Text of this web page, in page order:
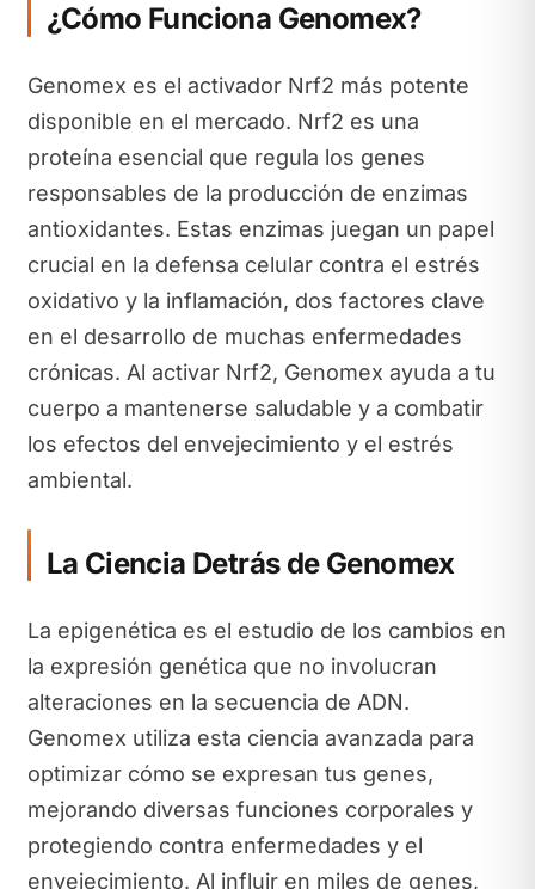
¿Cómo Funciona Genomex?
Genomex es el activador Nrf2 más potente
disponible en el mercado. Nrf2 es una
proteína esencial que regula los genes
responsables de la producción de enzimas
antioxidantes. Estas enzimas juegan un papel
crucial en la defensa celular contra el estrés
oxidativo y la inflamación, dos factores clave
en el desarrollo de muchas enfermedades
crónicas. Al activar Nrf2, Genomex ayuda a tu
cuerpo a mantenerse saludable y a combatir
los efectos del envejecimiento y el estrés
ambiental.
La Ciencia Detrás de Genomex
La epigenética es el estudio de los cambios en
la expresión genética que no involucran
alteraciones en la secuencia de ADN.
Genomex utiliza esta ciencia avanzada para
optimizar cómo se expresan tus genes,
mejorando diversas funciones corporales y
protegiendo contra enfermedades y el
envejecimiento. Al influir en miles de genes,